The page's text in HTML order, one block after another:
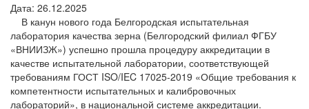
Дата: 26.12.2025
В канун нового года Белгородская испытательная
лаборатория качества зерна (Белгородский филиал ФГБУ
«ВНИИЗЖ») успешно прошла процедуру аккредитации в
качестве испытательной лаборатории, соответствующей
требованиям ГОСТ ISO/IEC 17025-2019 «Общие требования к
компетентности испытательных и калибровочных
лабораторий», в национальной системе аккредитации.